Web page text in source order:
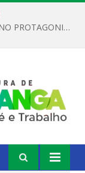
REGULAMENTO OFICIAL DO PRÊMIO ALUNO PROTAGONISTA – EDIÇÃO 2026